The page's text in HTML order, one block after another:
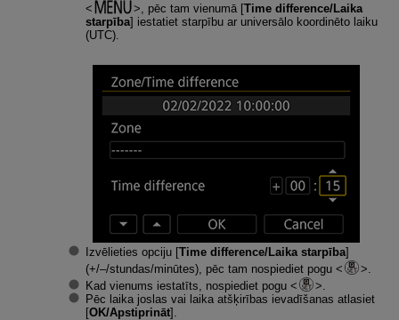
, pēc tam vienumā [Time difference/Laika
starpība] iestatiet starpību ar universālo koordinēto laiku
(UTC).
Izvēlieties opciju [Time difference/Laika starpība]
(+/–/stundas/minūtes), pēc tam nospiediet pogu
Kad vienums iestatīts, nospiediet pogu
Pēc laika joslas vai laika atšķirības ievadīšanas atlasiet
[OK/Apstiprināt].